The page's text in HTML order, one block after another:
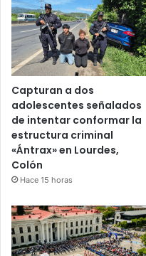
Capturan a dos
adolescentes señalados
de intentar conformar la
estructura criminal
«Ántrax» en Lourdes,
Colón
Hace 15 horas